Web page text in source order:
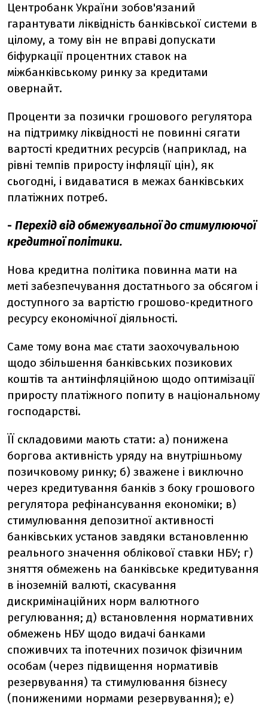
Центробанк України зобов'язаний
гарантувати ліквідність банківської системи в
цілому, а тому він не вправі допускати
біфуркації процентних ставок на
міжбанківському ринку за кредитами
овернайт.
Проценти за позички грошового регулятора
на підтримку ліквідності не повинні сягати
вартості кредитних ресурсів (наприклад, на
рівні темпів приросту інфляції цін), як
сьогодні, і видаватися в межах банківських
платіжних потреб.
- Перехід від обмежувальної до стимулюючої
кредитної політики.
Нова кредитна політика повинна мати на
меті забезпечування достатнього за обсягом і
доступного за вартістю грошово-кредитного
ресурсу економічної діяльності.
Саме тому вона має стати заохочувальною
щодо збільшення банківських позикових
коштів та антиінфляційною щодо оптимізації
приросту платіжного попиту в національному
господарстві.
ЇЇ складовими мають стати: а) понижена
боргова активність уряду на внутрішньому
позичковому ринку; б) зважене і виключно
через кредитування банків з боку грошового
регулятора рефінансування економіки; в)
стимулювання депозитної активності
банківських установ завдяки встановленню
реального значення облікової ставки НБУ; г)
зняття обмежень на банківське кредитування
в іноземній валюті, скасування
дискримінаційних норм валютного
регулювання; д) встановлення нормативних
обмежень НБУ щодо видачі банками
споживчих та іпотечних позичок фізичним
особам (через підвищення нормативів
резервування) та стимулювання бізнесу
(пониженими нормами резервування); е)